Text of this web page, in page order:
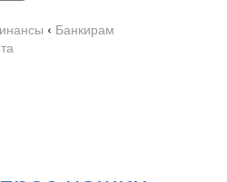
‹ Банкирам